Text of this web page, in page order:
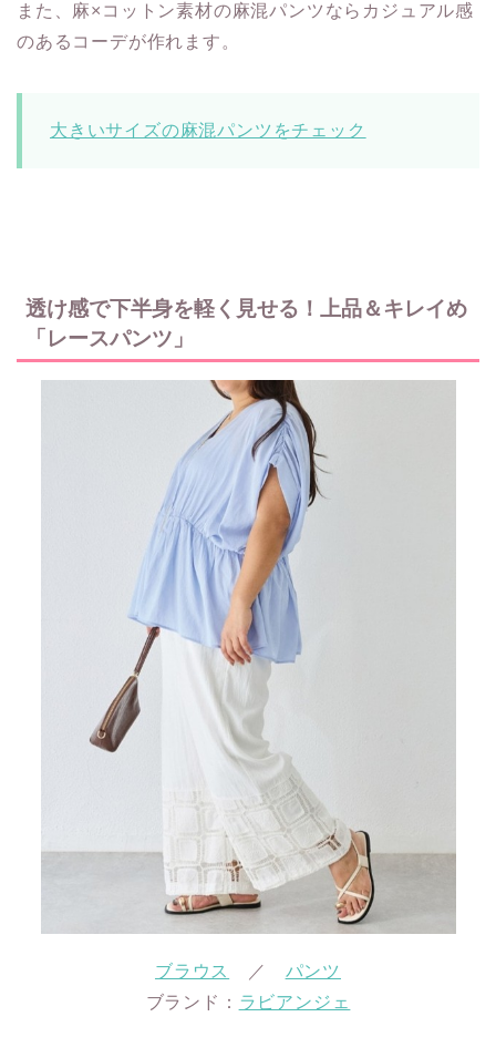
また、麻×コットン素材の麻混パンツならカジュアル感
のあるコーデが作れます。
大きいサイズの麻混パンツをチェック
透け感で下半身を軽く見せる！上品＆キレイめ
「レースパンツ」
ブラウス ／ パンツ
ブランド： ラビアンジェ